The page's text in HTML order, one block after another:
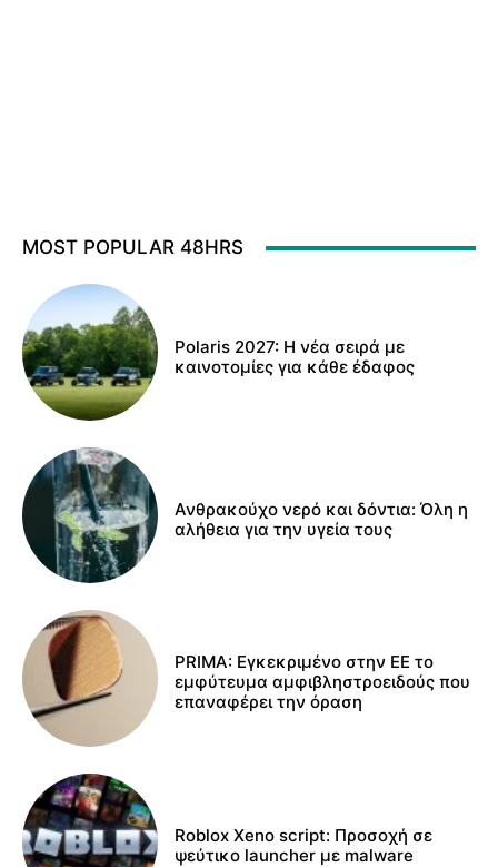
MOST POPULAR 48HRS
Polaris 2027: Η νέα σειρά με
καινοτομίες για κάθε έδαφος
Ανθρακούχο νερό και δόντια: Όλη η
αλήθεια για την υγεία τους
PRIMA: Εγκεκριμένο στην ΕΕ το
εμφύτευμα αμφιβληστροειδούς που
επαναφέρει την όραση
Roblox Xeno script: Προσοχή σε
ψεύτικο launcher με malware